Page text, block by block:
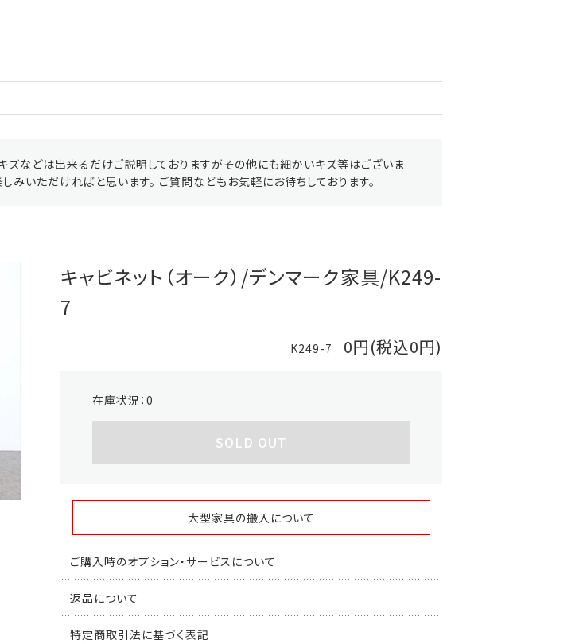
ズなどは出来るだけご説明しておりますがその他にも細かいキズ等はございま
いただければと思います。 ご質問などもお気軽にお待ちしております。
キャビネット（オーク）/デンマーク家具/K249-
7
K249-7 0円(税込0円)
在庫状況： 0
SOLD OUT
大型家具の搬入について
ご購入時のオプション・サービスについて
返品について
特定商取引法に基づく表記